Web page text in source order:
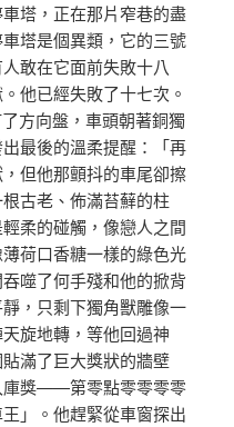
塔，正在那片窄巷的盡
塔是個異類，它的三號
敢在它面前失敗十八
他已經失敗了十七次。
方向盤，車頭朝著銅獨
最後的溫柔提醒：「再
但他那顫抖的車尾卻擦
古老、佈滿苔蘚的柱
柔的碰觸，像戀人之間
荷口香糖一樣的綠色光
噬了何手殘和他的掀背
，只剩下獨角獸雕像一
旋地轉，等他回過神
滿了巨大獎狀的牆壁
庫獎——第零點零零零零
」。他趕緊從車窗探出